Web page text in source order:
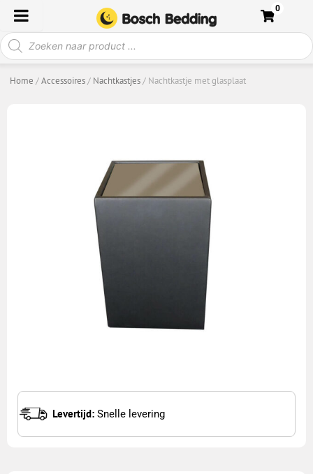
naar
de
inhoud
Producten
zoeken
0
Home /Accessoires/ Nachtkastjes/ Nachtkastje met glasplaat
Levertijd: Snelle levering